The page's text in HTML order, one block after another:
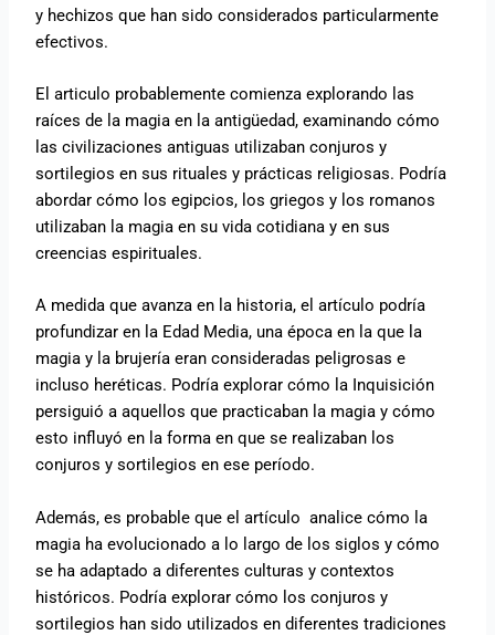
y hechizos que han sido considerados particularmente
efectivos.
El articulo probablemente comienza explorando las
raíces de la magia en la antigüedad, examinando cómo
las civilizaciones antiguas utilizaban conjuros y
sortilegios en sus rituales y prácticas religiosas. Podría
abordar cómo los egipcios, los griegos y los romanos
utilizaban la magia en su vida cotidiana y en sus
creencias espirituales.
A medida que avanza en la historia, el artículo podría
profundizar en la Edad Media, una época en la que la
magia y la brujería eran consideradas peligrosas e
incluso heréticas. Podría explorar cómo la Inquisición
persiguió a aquellos que practicaban la magia y cómo
esto influyó en la forma en que se realizaban los
conjuros y sortilegios en ese período.
Además, es probable que el artículo analice cómo la
magia ha evolucionado a lo largo de los siglos y cómo
se ha adaptado a diferentes culturas y contextos
históricos. Podría explorar cómo los conjuros y
sortilegios han sido utilizados en diferentes tradiciones